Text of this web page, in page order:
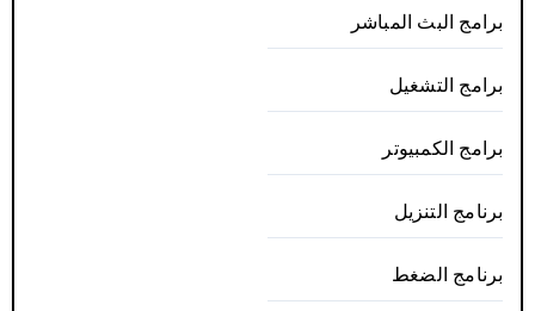
برامج البث المباشر
برامج التشغيل
برامج الكمبيوتر
برنامج التنزيل
برنامج الضغط